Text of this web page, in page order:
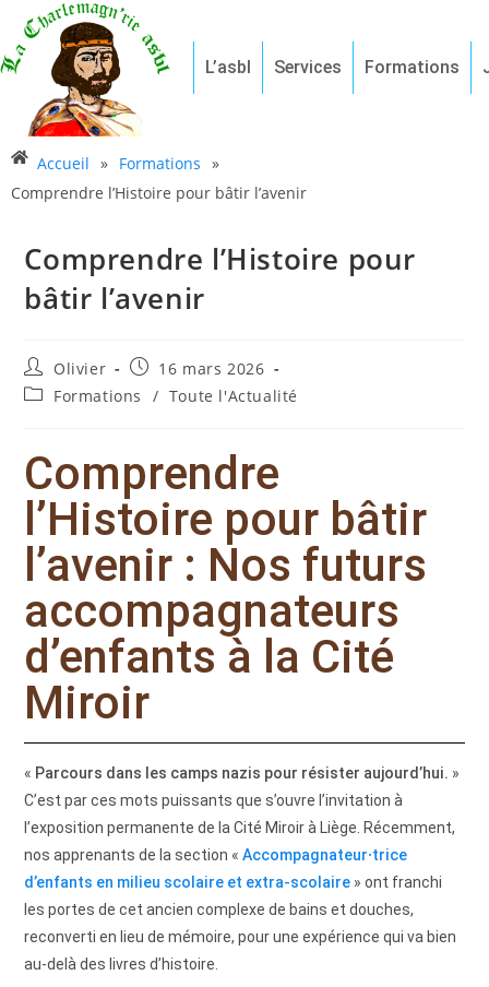
L’asbl Services Formations
Accueil » Formations »
Comprendre l’Histoire pour bâtir l’avenir
Comprendre l’Histoire pour
bâtir l’avenir
Olivier
16 mars 2026
Formations
/ Toute l'Actualité
Comprendre
l’Histoire pour bâtir
l’avenir : Nos futurs
accompagnateurs
d’enfants à la Cité
Miroir
« Parcours dans les camps nazis pour résister aujourd’hui. »
C’est par ces mots puissants que s’ouvre l’invitation à
l’exposition permanente de la Cité Miroir à Liège. Récemment,
nos apprenants de la section «Accompagnateur·trice
d’enfants en milieu scolaire et extra-scolaire » ont franchi
les portes de cet ancien complexe de bains et douches,
reconverti en lieu de mémoire, pour une expérience qui va bien
au-delà des livres d’histoire.